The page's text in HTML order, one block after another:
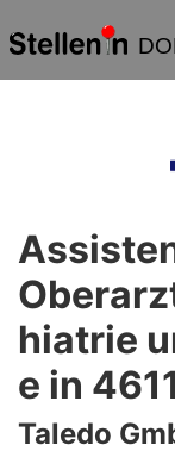
hiatrie
e in
Taledo